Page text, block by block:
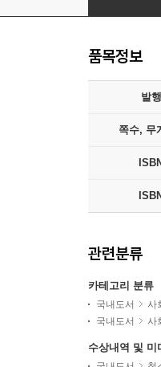
품목정보
발
쪽수, 무
관련분류
카테고리 분류
국내도서 사
국내도서
사
수상내역 및 미